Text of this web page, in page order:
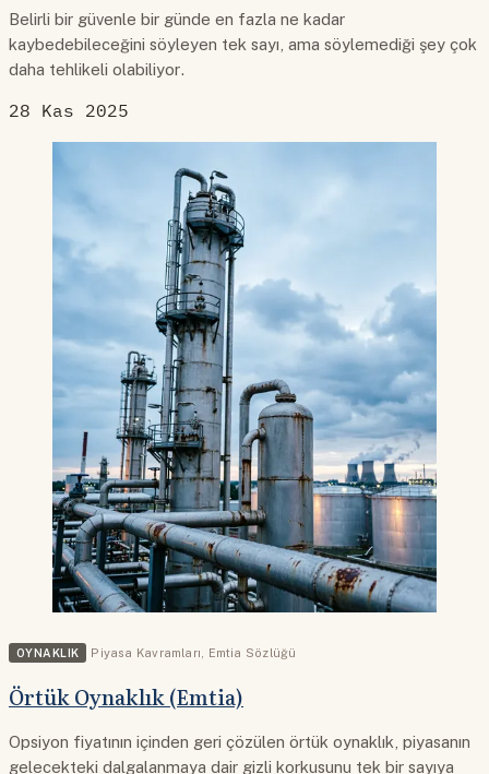
Belirli bir güvenle bir günde en fazla ne kadar
kaybedebileceğini söyleyen tek sayı, ama söylemediği şey çok
daha tehlikeli olabiliyor.
28 Kas 2025
OYNAKLIK Piyasa Kavramları Emtia Sözlüğü
Örtük Oynaklık (Emtia)
Opsiyon fiyatının içinden geri çözülen örtük oynaklık, piyasanın
gelecekteki dalgalanmaya dair gizli korkusunu tek bir sayıya